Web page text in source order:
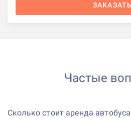
ЗАКАЗАТЬ
Частые
Сколько стоит аренда